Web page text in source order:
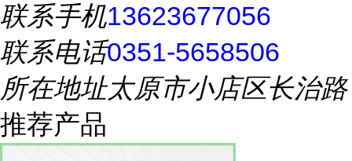
联系手机13623677056
联系电话0351-5658506
所在地址太原市小店区长治路
推荐产品